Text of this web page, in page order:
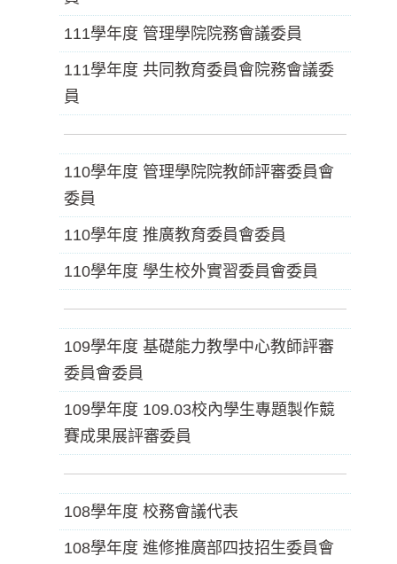
111學年度 管理學院院務會議委員
111學年度 共同教育委員會院務會議委
員
110學年度 管理學院院教師評審委員會
委員
110學年度 推廣教育委員會委員
110學年度 學生校外實習委員會委員
109學年度 基礎能力教學中心教師評審
委員會委員
109學年度 109.03校內學生專題製作競
賽成果展評審委員
108學年度 校務會議代表
108學年度 進修推廣部四技招生委員會